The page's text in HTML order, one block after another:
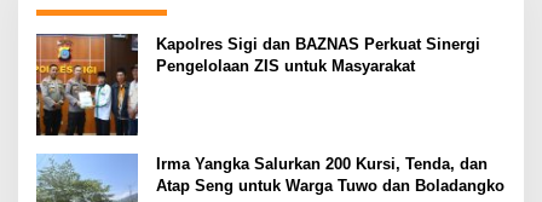
Kapolres Sigi dan BAZNAS Perkuat Sinergi
Pengelolaan ZIS untuk Masyarakat
Irma Yangka Salurkan 200 Kursi, Tenda, dan
Atap Seng untuk Warga Tuwo dan Boladangko